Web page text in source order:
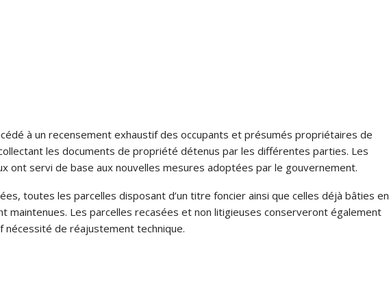
à un recensement exhaustif des occupants et présumés propriétaires de
les documents de propriété détenus par les différentes parties. Les
ont servi de base aux nouvelles mesures adoptées par le gouvernement.
toutes les parcelles disposant d’un titre foncier ainsi que celles déjà bâties en
maintenues. Les parcelles recasées et non litigieuses conserveront également
nécessité de réajustement technique.